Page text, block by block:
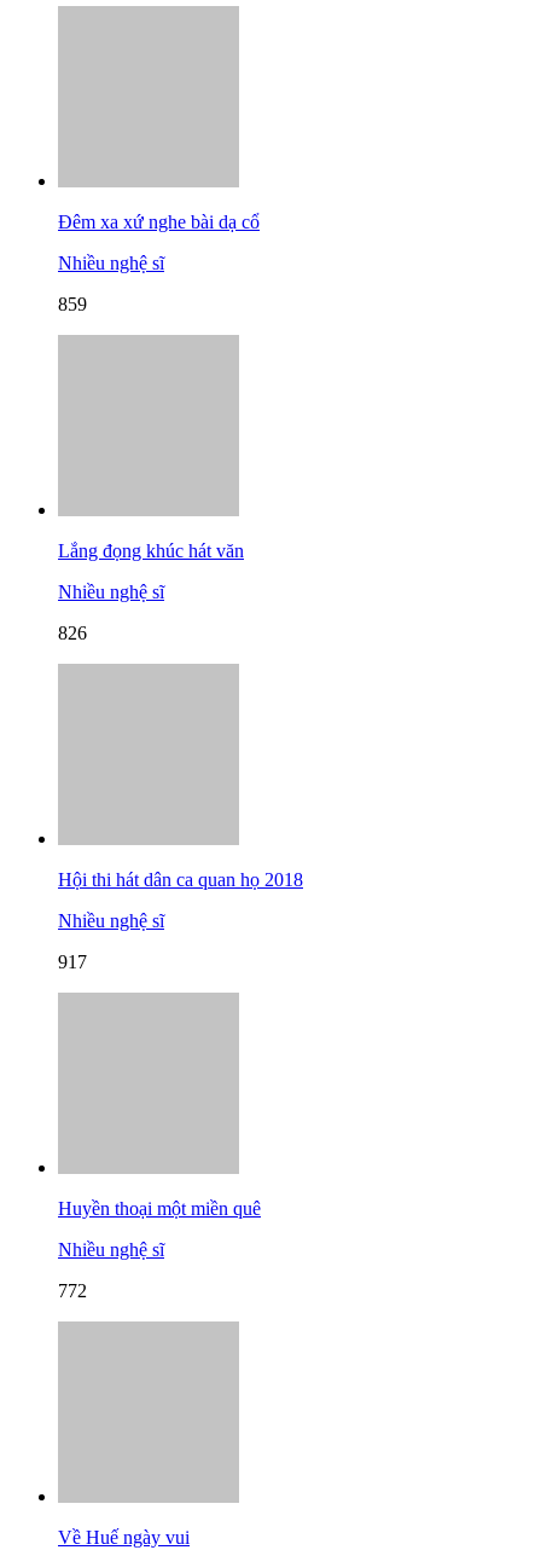
Đêm xa xứ nghe bài dạ cổ
Nhiều nghệ sĩ
859
Lắng đọng khúc hát văn
Nhiều nghệ sĩ
826
Hội thi hát dân ca quan họ 2018
Nhiều nghệ sĩ
917
Huyền thoại một miền quê
Nhiều nghệ sĩ
772
Về Huế ngày vui